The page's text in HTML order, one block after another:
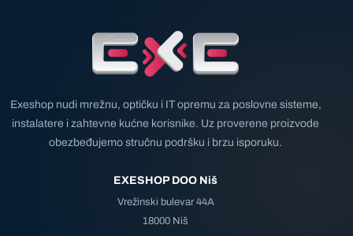
Exeshop nudi mrežnu, optičku i IT opremu za poslovne sisteme,
instalatere i zahtevne kućne korisnike. Uz proverene proizvode
obezbeđujemo stručnu podršku i brzu isporuku.
EXESHOP DOO Niš
Vrežinski bulevar 44A
18000 Niš